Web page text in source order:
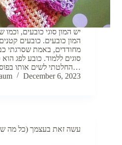
יש המון סוגי כובעים,
המון כובעים. כובעים
מחודדים, באמת שסרגתי
סוגים ללמוד. כובע לפג
החלטתי לשים אותו בפוסט נפרד…
December 6, 2023
עשה זאת בעצמך (כל מה